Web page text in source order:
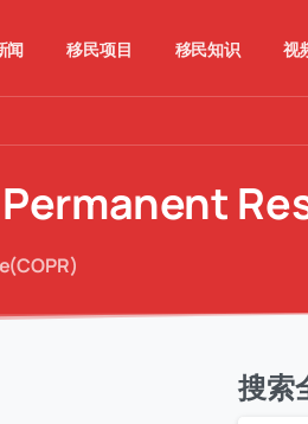
闻 移民项目 移民知识 视
Permanent
搜索